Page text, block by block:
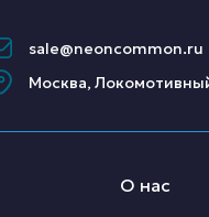
sale@neoncommon.ru
О нас
Москва,